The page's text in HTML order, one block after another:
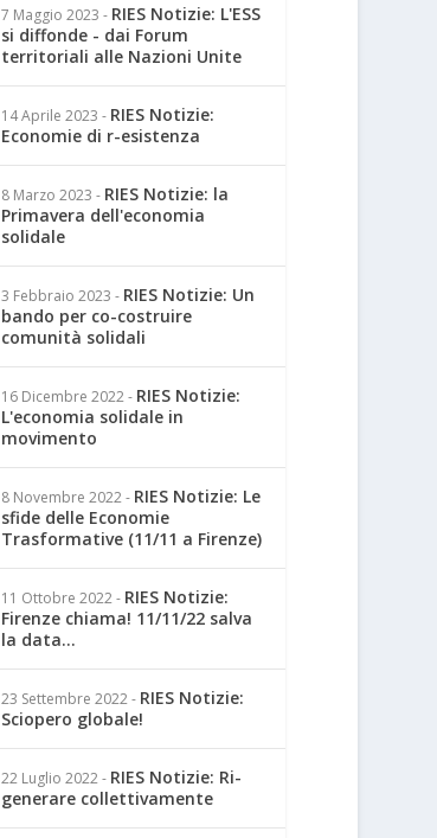
7 Maggio 2023 - RIES Notizie: L'ESS
si diffonde - dai Forum
territoriali alle Nazioni Unite
14 Aprile 2023 - RIES Notizie:
Economie di r-esistenza
8 Marzo 2023 - RIES Notizie: la
Primavera dell'economia
solidale
3 Febbraio 2023 - RIES Notizie: Un
bando per co-costruire
comunità solidali
16 Dicembre 2022- RIES Notizie:
L'economia solidale in
movimento
8 Novembre 2022- RIES Notizie: Le
sfide delle Economie
Trasformative (11/11 a Firenze)
11 Ottobre 2022- RIES Notizie:
Firenze chiama! 11/11/22 salva
la data...
23 Settembre 2022- RIES Notizie:
Sciopero globale!
22 Luglio 2022- RIES Notizie: Ri-
generare collettivamente